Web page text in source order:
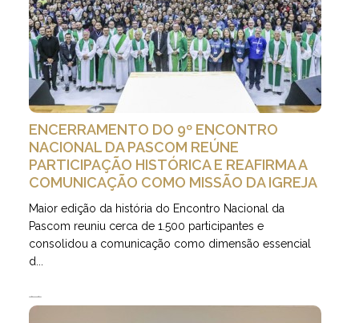
ENCERRAMENTO DO 9º ENCONTRO
NACIONAL DA PASCOM REÚNE
PARTICIPAÇÃO HISTÓRICA E REAFIRMA A
COMUNICAÇÃO COMO MISSÃO DA IGREJA
Maior edição da história do Encontro Nacional da
Pascom reuniu cerca de 1.500 participantes e
consolidou a comunicação como dimensão essencial
d...